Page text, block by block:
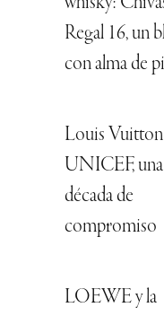
Regal 16, un
con alma de
Louis
UNICEF, una
década de
compromiso
LOEWE y la